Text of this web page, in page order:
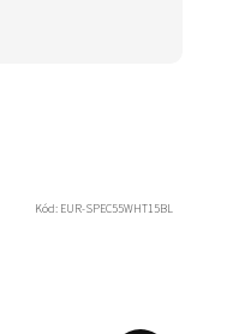
Kód: EUR-SPEC55WHT15BL